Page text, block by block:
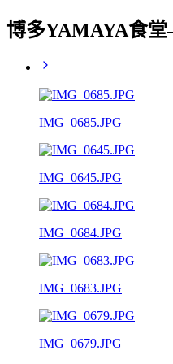
博多YAMAYA食
IMG_0685.JPG
IMG_0645.JPG
IMG_0684.JPG
IMG_0683.JPG
IMG_0679.JPG